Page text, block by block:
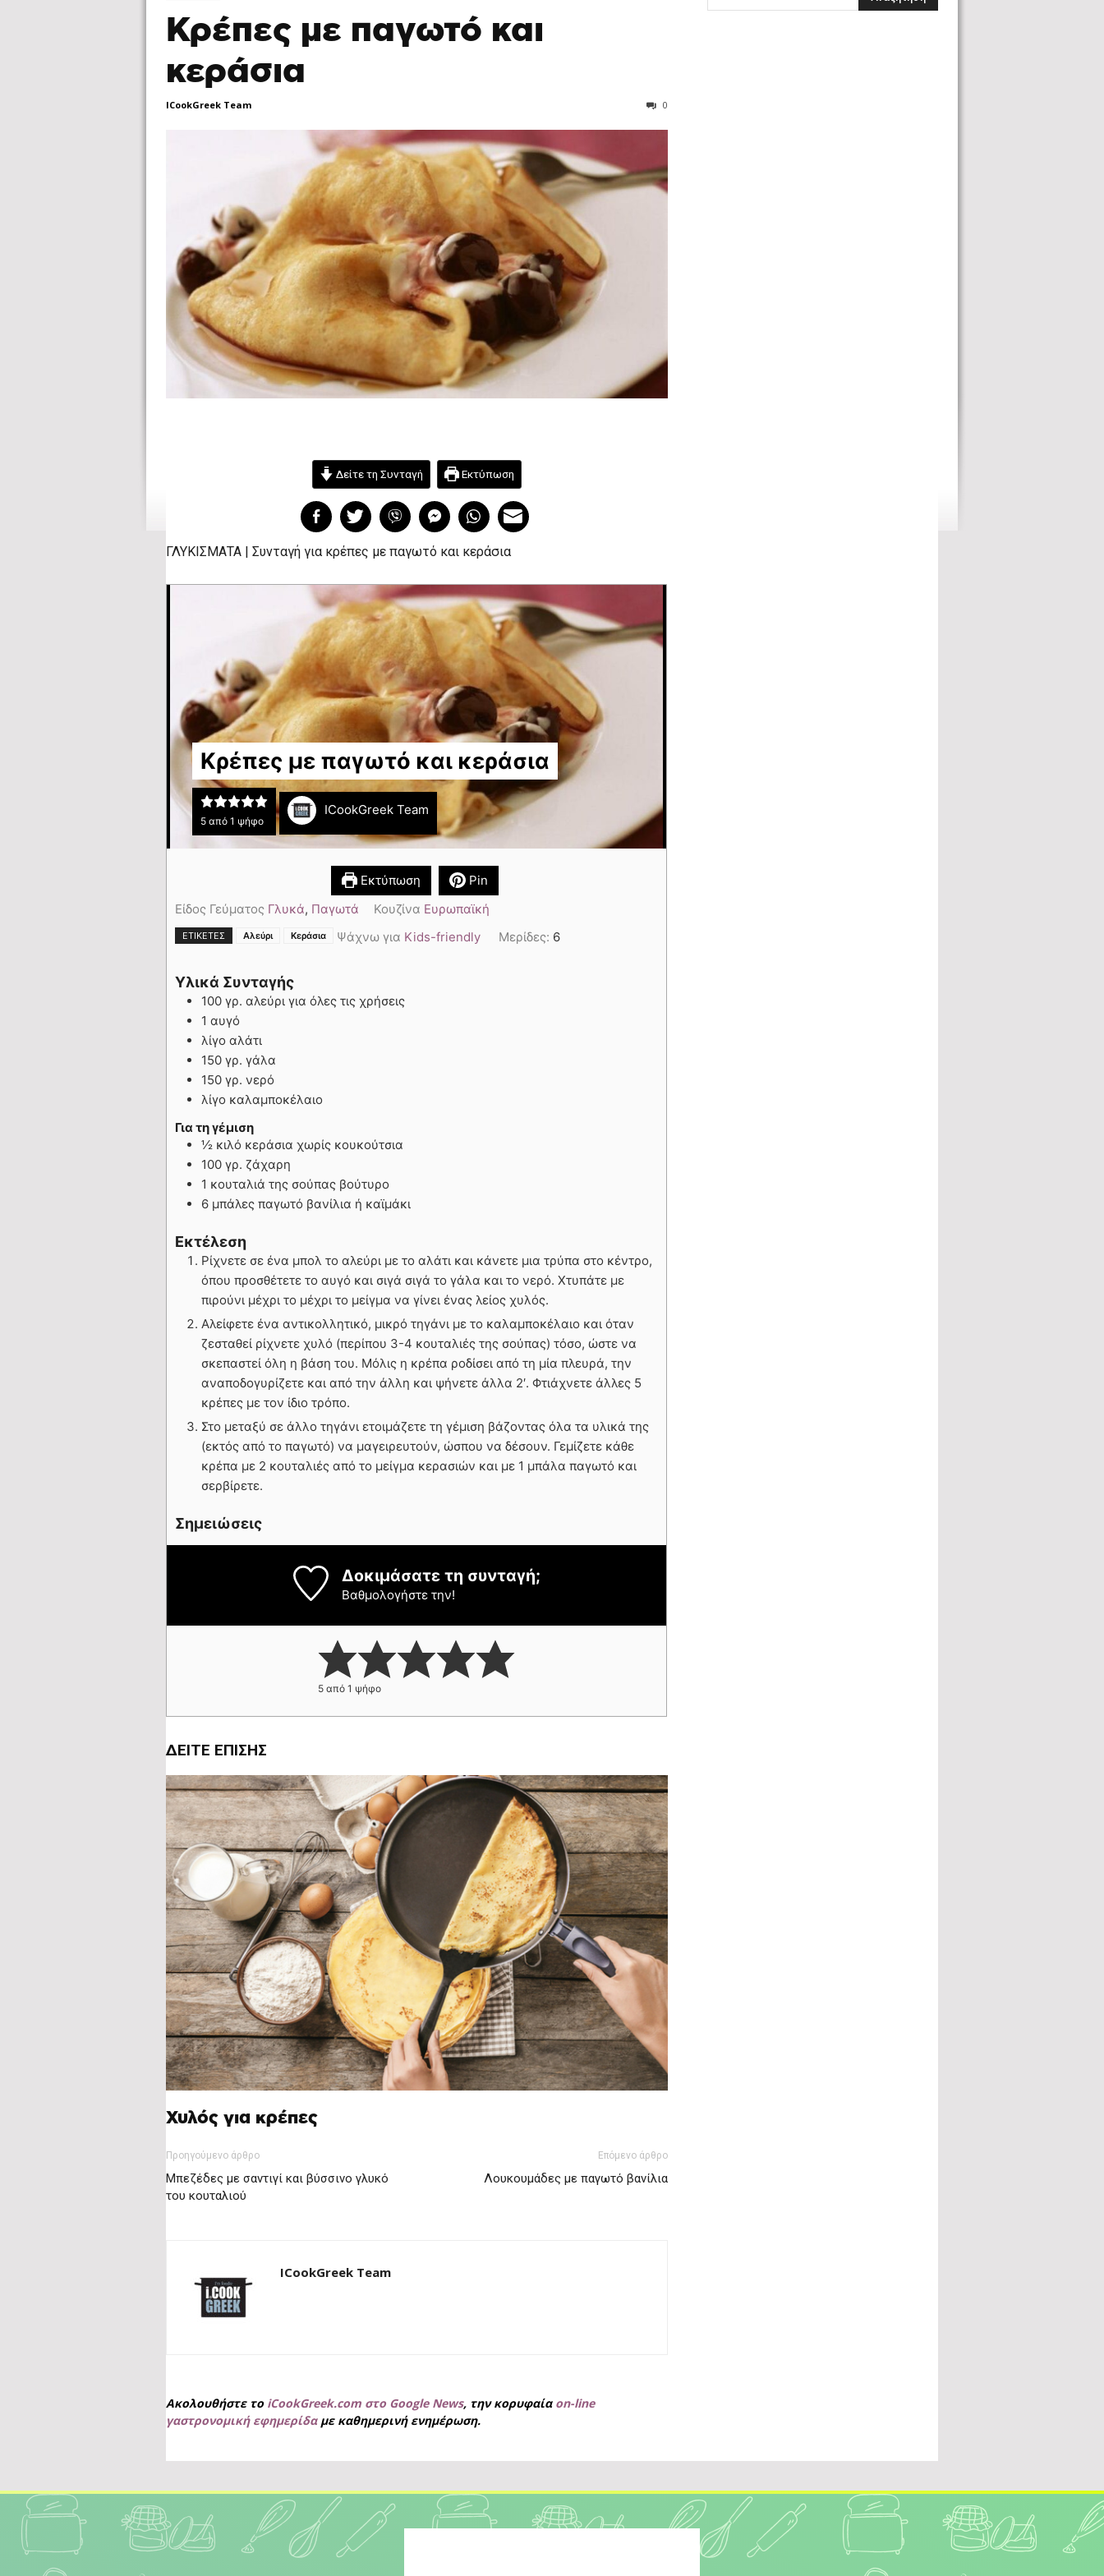
Κρέπες με παγωτό και
κεράσια
ICookGreek Team 0
Δείτε τη Συνταγή Εκτύπωση
ΓΛΥΚΙΣΜΑΤΑ | Συνταγή για κρέπες με παγωτό και κεράσια
Κρέπες με παγωτό και κεράσια
5από 1 ψήφο
ICookGreek Team
Εκτύπωση
Pin
Είδος Γεύματος Γλυκά, Παγωτά Κουζίνα Ευρωπαϊκή
ΕΤΙΚΈΤΕΣ Αλεύρι Κεράσια Ψάχνω για Kids-friendly Μερίδες: 6
Υλικά Συνταγής
100 γρ. αλεύρι για όλες τις χρήσεις
1 αυγό
λίγο αλάτι
150 γρ. γάλα
150 γρ. νερό
λίγο καλαμποκέλαιο
Για τη γέμιση
½ κιλό κεράσια χωρίς κουκούτσια
100 γρ. ζάχαρη
1 κουταλιά της σούπας βούτυρο
6 μπάλες παγωτό βανίλια ή καϊμάκι
Εκτέλεση
Ρίχνετε σε ένα μπολ το αλεύρι με το αλάτι και κάνετε μια τρύπα στο κέντρο,
όπου προσθέτετε το αυγό και σιγά σιγά το γάλα και το νερό. Χτυπάτε με
πιρούνι μέχρι το μέχρι το μείγμα να γίνει ένας λείος χυλός.
Αλείφετε ένα αντικολλητικό, μικρό τηγάνι με το καλαμποκέλαιο και όταν
ζεσταθεί ρίχνετε χυλό (περίπου 3-4 κουταλιές της σούπας) τόσο, ώστε να
σκεπαστεί όλη η βάση του. Μόλις η κρέπα ροδίσει από τη μία πλευρά, την
αναποδογυρίζετε και από την άλλη και ψήνετε άλλα 2′. Φτιάχνετε άλλες 5
κρέπες με τον ίδιο τρόπο.
Στο μεταξύ σε άλλο τηγάνι ετοιμάζετε τη γέμιση βάζοντας όλα τα υλικά της
(εκτός από το παγωτό) να μαγειρευτούν, ώσπου να δέσουν. Γεμίζετε κάθε
κρέπα με 2 κουταλιές από το μείγμα κερασιών και με 1 μπάλα παγωτό και
σερβίρετε.
Σημειώσεις
Δοκιμάσατε τη συνταγή;
Βαθμολογήστε την!
5 από 1 ψήφο
ΔΕΊΤΕ ΕΠΊΣΗΣ
Χυλός για κρέπες
Προηγούμενο άρθρο
Μπεζέδες με σαντιγί και βύσσινο γλυκό
του κουταλιού
Επόμενο άρθρο
Λουκουμάδες με παγωτό βανίλια
ICookGreek Team
Ακολουθήστε το iCookGreek.com στο Google News, την κορυφαία on-line
γαστρονομική εφημερίδαμε καθημερινή ενημέρωση.